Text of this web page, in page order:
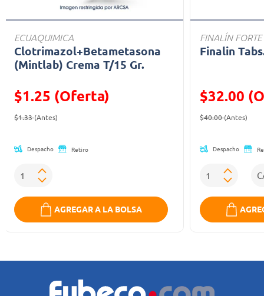
ECUAQUIMICA
Clotrimazol+Betametasona
(Mintlab) Crema T/15 Gr.
$1.25 (Oferta)
Precio reducido de
$1.33(Antes)
Despacho Retiro
AGREGAR A LA BOLSA
FINALÍN FORTE
Finalin
$32.00
Precio
$40.00(Antes)
Despacho